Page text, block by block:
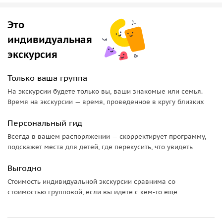
добывают белый мрамор,использованный в интерьере
мечети..
Расписывали мечеть мастера из Турции, а для нанесения
из золота высшей пробы...
Я расскажу вам историю волоса Пророка Мухаммада.
Грозный-Сити:поднимемся на вертолётную площадку
бизнез-центра на скоростном лифте, увидим комплекс
небоскрёбов, устремленных к небу,которые в тёмное
время отблескивают всеми цветами небосвода.
А ещё мы увидим Храм Архангела Михаила-красивейший
памятник архитектуры 19 века,с тремя куполами и
восстановления.
Это
индивидуальная
экскурсия
Только ваша группа
На экскурсии будете только вы, ваши знакомые или семья.
Время на экскурсии — время, проведенное в кругу близких
Персональный гид
Всегда в вашем распоряжении — скорректирует программу,
подскажет места для детей, где перекусить, что увидеть
Выгодно
Стоимость индивидуальной экскурсии сравнима со
стоимостью групповой, если вы идете с кем-то еще